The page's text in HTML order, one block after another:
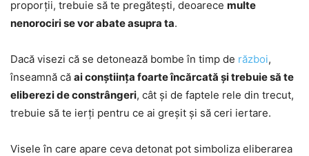
proporții, trebuie să te pregătești, deoarece multe
nenorociri se vor abate asupra ta.
Dacă visezi că se detonează bombe în timp de război,
înseamnă că ai conștiința foarte încărcată și trebuie să te
eliberezi de constrângeri, cât și de faptele rele din trecut,
trebuie să te ierți pentru ce ai greșit și să ceri iertare.
Visele în care apare ceva detonat pot simboliza eliberarea